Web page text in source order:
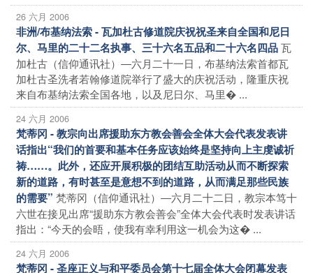
26 六月 2006
非洲/布基纳法索 - 瓦加杜古修道院庆祝祝圣来自全国和尼日
尔、马里的二十二名执事、三十六名五品和二十六名四品瓦
加杜古（信仰通讯社）―六月二十一日，布基纳法索首都瓦
加杜古圣洗者若翰修道院举行了盛大的庆祝活动，隆重庆祝
来自布基纳法索全国各地，以及尼日尔、马里� ...
24 六月 2006
梵蒂冈 - 教宗向出席援助东方教会善会全体大会代表发表讲
话指出“我们的首要和基本任务应该始终是坚持向上主虔诚祈
祷……。此外，还应开展积极的团结互助活动从而不断探索
新的道路，有时甚至是意想不到的道路，从而满足那些民族
的需要” 梵蒂冈（信仰通讯社）―六月二十二日，教宗本笃十
六世在接见出席“援助东方教会善会”全体大会代表时发表讲话
指出：“今天的会晤，使我有幸利用这一机会为这� ...
24 六月 2006
梵蒂冈 - 圣座正义与和平委员会第十七届全体大会闭幕发表